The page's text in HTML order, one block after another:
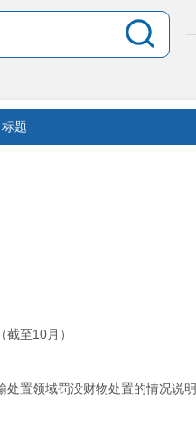
标题
至10月）
置领域罚没财物处置的情况说明